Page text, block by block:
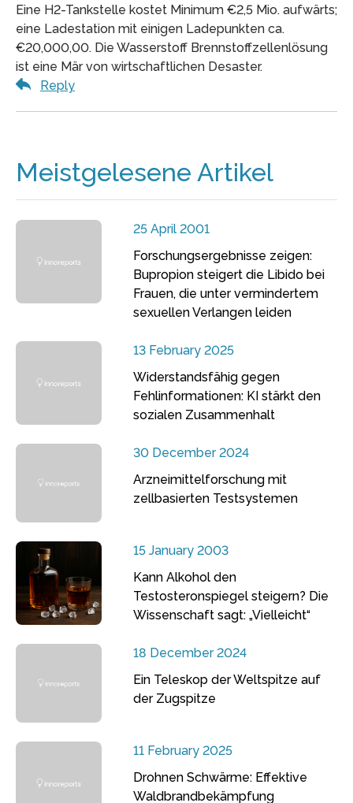
Eine H2-Tankstelle kostet Minimum €2,5 Mio. aufwärts;
eine Ladestation mit einigen Ladepunkten ca.
€20,000,00. Die Wasserstoff Brennstoffzellenlösung
ist eine Mär von wirtschaftlichen Desaster.
Reply
Meistgelesene Artikel
25 April 2001
Forschungsergebnisse zeigen:
Bupropion steigert die Libido bei
Frauen, die unter vermindertem
sexuellen Verlangen leiden
13 February 2025
Widerstandsfähig gegen
Fehlinformationen: KI stärkt den
sozialen Zusammenhalt
30 December 2024
Arzneimittelforschung mit
zellbasierten Testsystemen
15 January 2003
Kann Alkohol den
Testosteronspiegel steigern? Die
Wissenschaft sagt: „Vielleicht“
18 December 2024
Ein Teleskop der Weltspitze auf
der Zugspitze
11 February 2025
Drohnen Schwärme: Effektive
Waldbrandbekämpfung